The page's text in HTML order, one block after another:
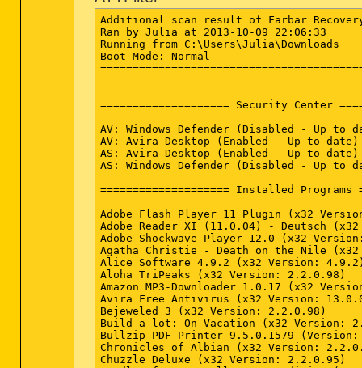
Additional scan result of Farbar Recovery Scan Tool (x64) Version: 02-10-2013
Ran by Julia at 2013-10-09 22:06:33
Running from C:\Users\Julia\Downloads
Boot Mode: Normal
==========================================================


==================== Security Center ========================

AV: Windows Defender (Disabled - Up to date) {D68DDC3A-831F-4fae-9E44-DA132C1ACF46}
AV: Avira Desktop (Enabled - Up to date) {F67B4DE5-C0B4-6C3F-0EFF-6C83BD5D0C2C}
AS: Avira Desktop (Enabled - Up to date) {4D1AAC01-E68E-63B1-344F-57F1C6DA4691}
AS: Windows Defender (Disabled - Up to date) {D68DDC3A-831F-4fae-9E44-DA132C1ACF46}

==================== Installed Programs ======================

Adobe Flash Player 11 Plugin (x32 Version: 11.8.800.168)
Adobe Reader XI (11.0.04) - Deutsch (x32 Version: 11.0.04)
Adobe Shockwave Player 12.0 (x32 Version: 12.0.4.144)
Agatha Christie - Death on the Nile (x32 Version: 2.2.0.98)
Alice Software 4.9.2 (x32 Version: 4.9.2)
Aloha TriPeaks (x32 Version: 2.2.0.98)
Amazon MP3-Downloader 1.0.17 (x32 Version: 1.0.17)
Avira Free Antivirus (x32 Version: 13.0.0.4052)
Bejeweled 3 (x32 Version: 2.2.0.98)
Build-a-lot: On Vacation (x32 Version: 2.2.0.110)
Bullzip PDF Printer 9.5.0.1579 (Version: 9.5.0.1579)
Chronicles of Albian (x32 Version: 2.2.0.110)
Chuzzle Deluxe (x32 Version: 2.2.0.95)
Cradle Of Egypt Collector's Edition (x32 Version: 2.2.0.110)
CyberLink Power2Go 8 (x32 Version: 8.0.0.1923)
CyberLink PowerDVD (x32 Version: 9.0.5601.52)
FATE (x32 Version: 2.2.0.97)
FDUx86 (x32 Version: 1.0.0)
Firebird 2.1.1.17910 (Win32) (x32 Version: 2.1.1.17910)
GIMP 2.8.6 (Version: 2.8.6)
Heroes of Hellas 3: Athens (x32 Version: 2.2.0.110)
Intel AppUp(SM) center (x32 Version: 03.05.11)
Intel(R) Management Engine Components (x32 Version: 8.1.0.1252)
Intel(R) Processor Graphics (x32 Version: 9.17.10.2817)
Intel(R) Rapid Storage Technology (x32 Version: 11.5.3.1004)
Intel(R) SDK for OpenCL - CPU Only Runtime Package (x32 Version: 2.0.0.37149)
Intel® Trusted Connect Service Client (Version: 1.24.388.1)
Java 7 Update 13 (x32 Version: 7.0.130)
Java Auto Updater (x32 Version: 2.1.9.0)
Java(TM) 7 Update 5 (64-bit) (Version: 7.0.50)
Kaspersky Security Scan (x32 Version: 12.0.1.340)
KUx86 (x32 Version: 1.0.0)
Luxor HD (x32 Version: 2.2.0.110)
Mahjongg Artifacts (x32 Version: 2.2.0.110)
McAfee Parental Controls (x32 Version: 2.2.122.12)
Microsoft Office (x32 Version: 14.0.6120.5004)
Microsoft Office 2007 Service Pack 3 (SP3) (x32)
Microsoft Office Basic 2007 (x32 Version: 12.0.6612.1000)
Microsoft Office Excel MUI (German) 2007 (x32 Version: 12.0.6612.1000)
Microsoft Office File Validation Add-In (x32 Version: 14.0.5130.5003)
Microsoft Office Live Add-in 1.5 (x32 Version: 2.0.4024.1)
Microsoft Office Office 64-bit Components 2007 (Version: 12.0.6612.1000)
Microsoft Office Outlook MUI (German) 2007 (x32 Version: 12.0.6612.1000)
Microsoft Office Proof (English) 2007 (x32 Version: 12.0.6612.1000)
Microsoft Office Proof (French) 2007 (x32 Version: 12.0.6612.1000)
Microsoft Office Proof (German) 2007 (x32 Version: 12.0.6612.1000)
Microsoft Office Proof (Italian) 2007 (x32 Version: 12.0.6612.1000)
Microsoft Office Proofing (German) 2007 (x32 Version: 12.0.4518.1014)
Microsoft Office Proofing Tools 2007 Service Pack 3 (SP3) (x32)
Microsoft Office Shared 64-bit MUI (German) 2007 (Version: 12.0.6612.1000)
Microsoft Office Shared MUI (German) 2007 (x32 Version: 12.0.6612.1000)
Microsoft Office Word MUI (German) 2007 (x32 Version: 12.0.6612.1000)
Microsoft Visual C++ 2005 Redistributable (x32 Version: 8.0.61001)
Microsoft Visual C++ 2008 Redistributable - x86 9.0.30729.17 (x32 Version: 9.0.30729)
Microsoft Visual C++ 2008 Redistributable - x86 9.0.30729.6161 (x32 Version: 9.0.30729.6161)
Microsoft Visual C++ 2010  x64 Redistributable - 10.0.40219 (Version: 10.0.40219)
Microsoft Visual C++ 2010  x86 Redistributable - 10.0.40219 (x32 Version: 10.0.40219)
Mozilla Firefox 24.0 (x86 de) (x32 Version: 24.0)
Mozilla Maintenance Service (x32 Version: 24.0)
MSI to redistribute MS VS2005 CRT libraries (x32 Version: 8.0.50727.42)
Mystery of Mortlake Mansion (x32 Version: 2.2.0.98)
Mystery P.I. - The London Caper (x32 Version: 2.2.0.95)
Norton Identity Safe (x32 Version: 2014.5.0.67)
Pimero 2013 R1 (x32 Version: 8.1)
Plants vs. Zombies - Game of the Year (x32 Version: 2.2.0.98)
PlayMemories Home (x32 Version: 6.3.02.07270)
Polar Bowler (x32 Version: 2.2.0.97)
Qualcomm Atheros Bluetooth Suite (64) (Version: 8.0.0.206)
Realtek High Definition Audio Driver (x32 Version: 6.0.1.6695)
Realtek PCIE Card Reader (x32 Version: 6.1.8400.28121)
Restore (x32 Version: 1.0.0)
Shared C Run-time for x64 (Version: 10.0.0)
SSLx64 (Version: 1.0.0)
SSLx86 (x32 Version: 1.0.0)
swMSM (x32 Version: 12.0.0.1)
Synaptics Pointing Device Driver (Version: 16.2.10.5)
Update for 2007 Microsoft Office System (KB967642) (x32)
Update for Microsoft Office 2007 suites (KB2596620) 32-Bit Edition (x32)
Update for Microsoft Office 2007 suites (KB2596660) 32-Bit Edition (x32)
Update for Microsoft Office 2007 suites (KB2596848) 32-Bit Edition (x32)
Update for Microsoft Office 2007 suites (KB2687493) 32-Bit Edition (x32)
Update for Microsoft Office 2007 suites (KB2767849) 32-Bit